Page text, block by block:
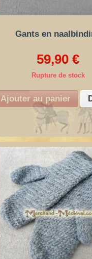
Gants en
59,90 €
Rupture de stock
Ajouter au panier